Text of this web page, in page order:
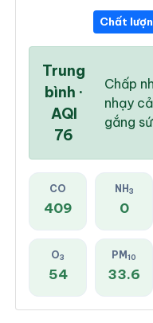
05:00 AM
26 °
13 %
Mây đen u ám
Chất
Trung
bình ·
AQI
76
Chấp
nhạy
gắng
CO
409
NH 3
0
O3
54
PM 10
33.6